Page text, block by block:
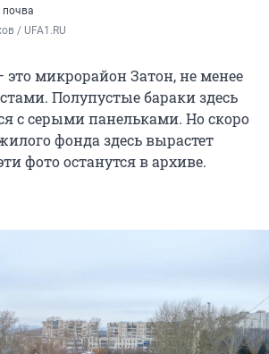
почва
/ UFA1.RU
это микрорайон Затон, не менее
Полупустые бараки здесь
с серыми панельками. Но скоро
фонда здесь вырастет
фото останутся в архиве.